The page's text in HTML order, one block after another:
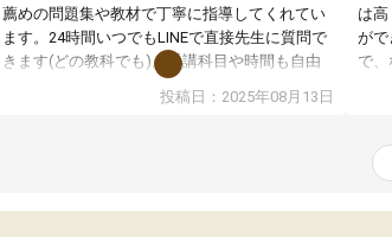
薦めの問題集や教材で丁寧に指導してくれてい
ます。24時間いつでもLINEで直接先生に質問で
きます(どの教科でも)。受講科目や時間も自由
に決めれるので、個人に合った勉強ができると
思います。カリキュラム相談みたいなのがあり
投稿日：2025年08月13日
は
がで
で
の
は
い
範